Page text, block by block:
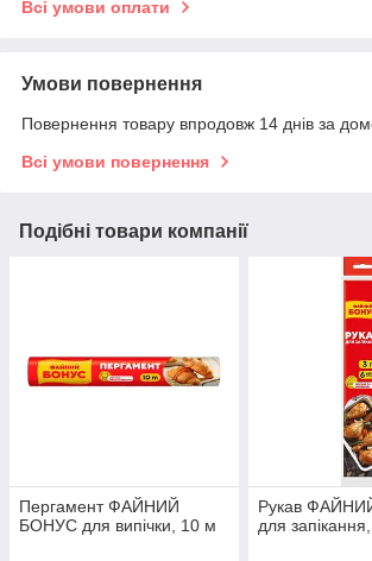
Всі умови оплати
Умови повернення
Повернення товару впродовж 14 днів за
Всі умови повернення
Подібні товари компанії
Пергамент ФАЙНИЙ
БОНУС для випічки, 10 м
Рукав
для